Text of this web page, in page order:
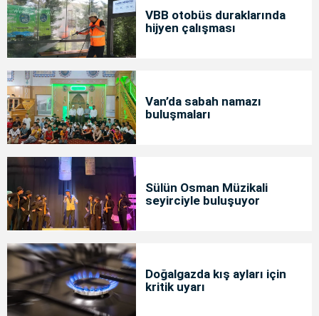
VBB otobüs duraklarında
hijyen çalışması
Van’da sabah namazı
buluşmaları
Sülün Osman Müzikali
seyirciyle buluşuyor
Doğalgazda kış ayları için
kritik uyarı